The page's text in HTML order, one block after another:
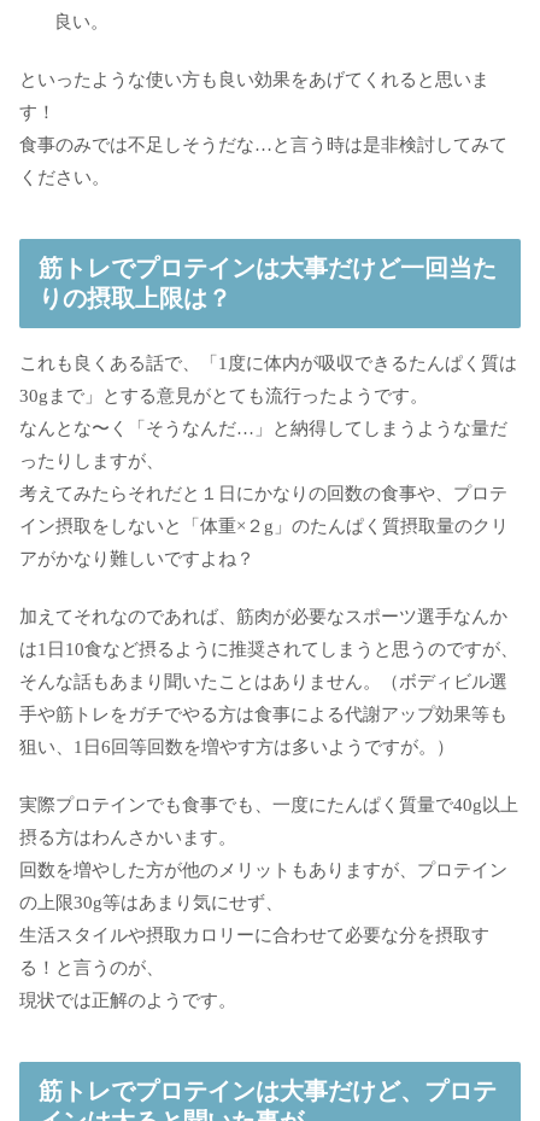
良い。
といったような使い方も良い効果をあげてくれると思いま
す！
食事のみでは不足しそうだな…と言う時は是非検討してみて
ください。
筋トレでプロテインは大事だけど一回当た
りの摂取上限は？
これも良くある話で、「1度に体内が吸収できるたんぱく質は
30gまで」とする意見がとても流行ったようです。
なんとな〜く「そうなんだ…」と納得してしまうような量だ
ったりしますが、
考えてみたらそれだと１日にかなりの回数の食事や、プロテ
イン摂取をしないと「体重×２g」のたんぱく質摂取量のクリ
アがかなり難しいですよね？
加えてそれなのであれば、筋肉が必要なスポーツ選手なんか
は1日10食など摂るように推奨されてしまうと思うのですが、
そんな話もあまり聞いたことはありません。（ボディビル選
手や筋トレをガチでやる方は食事による代謝アップ効果等も
狙い、1日6回等回数を増やす方は多いようですが。）
実際プロテインでも食事でも、一度にたんぱく質量で40g以上
摂る方はわんさかいます。
回数を増やした方が他のメリットもありますが、プロテイン
の上限30g等はあまり気にせず、
生活スタイルや摂取カロリーに合わせて必要な分を摂取す
る！と言うのが、
現状では正解のようです。
筋トレでプロテインは大事だけど、プロテ